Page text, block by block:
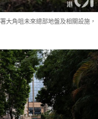
大角咀未來總部地盤及相關設施，